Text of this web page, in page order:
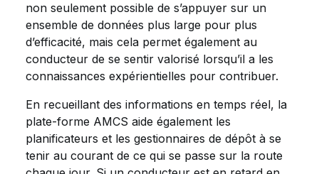
non seulement possible de s’appuyer sur un
ensemble de données plus large pour plus
d’efficacité, mais cela permet également au
conducteur de se sentir valorisé lorsqu’il a les
connaissances expérientielles pour contribuer.
En recueillant des informations en temps réel, la
plate-forme AMCS aide également les
planificateurs et les gestionnaires de dépôt à se
tenir au courant de ce qui se passe sur la route